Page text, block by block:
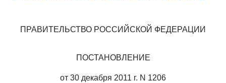
ПРАВИТЕЛЬСТВО РОССИЙСКОЙ ФЕДЕРАЦИИ
ПОСТАНОВЛЕНИЕ
от 30 декабря 2011 г. N 1206